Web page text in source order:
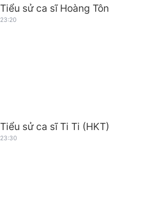
Tiểu sử ca sĩ Hoàng Tôn
23:20
Tiểu sử ca sĩ Ti Ti (HKT)
23:30